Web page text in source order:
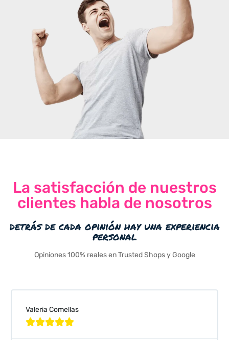
La satisfacción de nuestros
clientes habla de nosotros
detrás de cada opinión hay una experiencia
personal
Opiniones 100% reales en Trusted Shops y Google
Valeria Comellas
